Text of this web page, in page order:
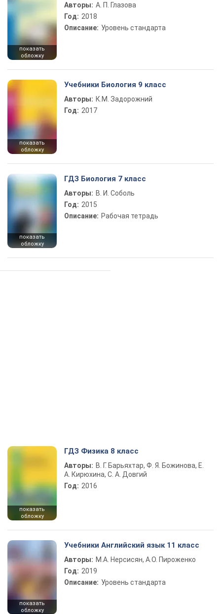
показать
обложку
Авторы: А. П. Глазова
Год: 2018
Описание: Уровень стандарта
показать
обложку
Учебники Биология 9 класс
Авторы: К.М. Задорожний
Год: 2017
показать
обложку
ГДЗ Биология 7 класс
Авторы: В. И. Соболь
Год: 2015
Описание: Рабочая тетрадь
показать
обложку
ГДЗ Физика 8 класс
Авторы: В. Г. Барьяхтар, Ф. Я. Божинова, Е.
А. Кирюхина, С. А. Довгий
Год: 2016
показать
обложку
Учебники Английский язык 11 класс
Авторы: М.А. Нерсисян, А.О. Пироженко
Год: 2019
Описание: Уровень стандарта